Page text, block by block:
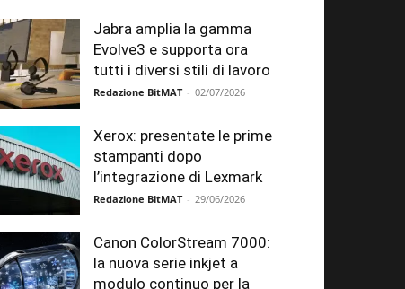
Jabra amplia la gamma
Evolve3 e supporta ora
tutti i diversi stili di lavoro
Redazione BitMAT - 02/07/2026
Xerox: presentate le prime
stampanti dopo
l’integrazione di Lexmark
Redazione BitMAT - 29/06/2026
Canon ColorStream 7000:
la nuova serie inkjet a
modulo continuo per la